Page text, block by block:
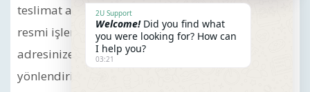
teslimat adresi atanır. Bu adresi tüm alışveriş ve
resmi işlemlerinizde kullanabilirsiniz. 2U
adresinize gönderilen tüm postalar size
yönlendirilir.
2U Support
Welcome!Did you find what
you were looking for? How can
I help you?
03:21